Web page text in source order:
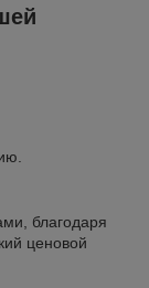
благодаря
ценовой